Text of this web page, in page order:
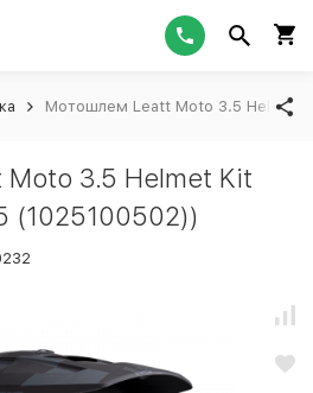
Мотошлем Leatt Moto 3.5 Helmet
3.5 Helmet Kit
(1025100502))